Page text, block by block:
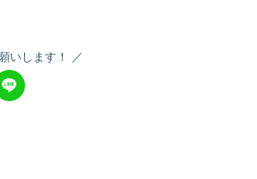
いします！